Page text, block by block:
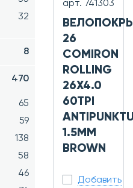
32
8
470
65
59
138
58
46
арт. 741303
26
COMIRON
ROLLING
26X4.0
60TPI
1.5MM
BROWN
Добавить